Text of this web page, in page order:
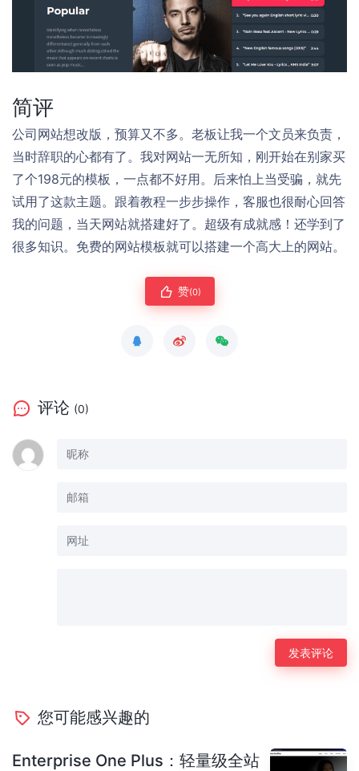
简评
公司网站想改版，预算又不多。老板让我一个文员来负责，
当时辞职的心都有了。我对网站一无所知，刚开始在别家买
了个198元的模板，一点都不好用。后来怕上当受骗，就先
试用了这款主题。跟着教程一步步操作，客服也很耐心回答
我的问题，当天网站就搭建好了。超级有成就感！还学到了
很多知识。免费的网站模板就可以搭建一个高大上的网站。
赞(0)
评论 (0)
您可能感兴趣的
Enterprise One Plus：轻量级全站